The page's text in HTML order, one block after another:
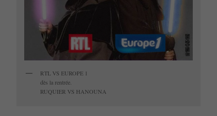
RTL VS EUROPE 1
dès la rentrée.
RUQUIER VS HANOUNA